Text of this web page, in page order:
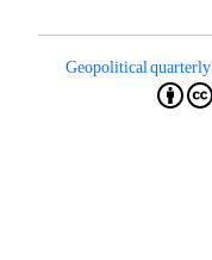
Geopolitical quarterly